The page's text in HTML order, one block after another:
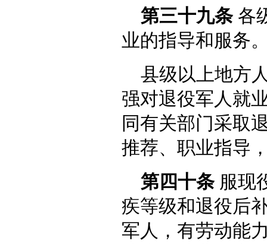
第三十九条各
业的指导和服务
县级以上地方
强对退役军人就
同有关部门采取
推荐、职业指导
第四十条服现
疾等级和退役后
军人，有劳动能